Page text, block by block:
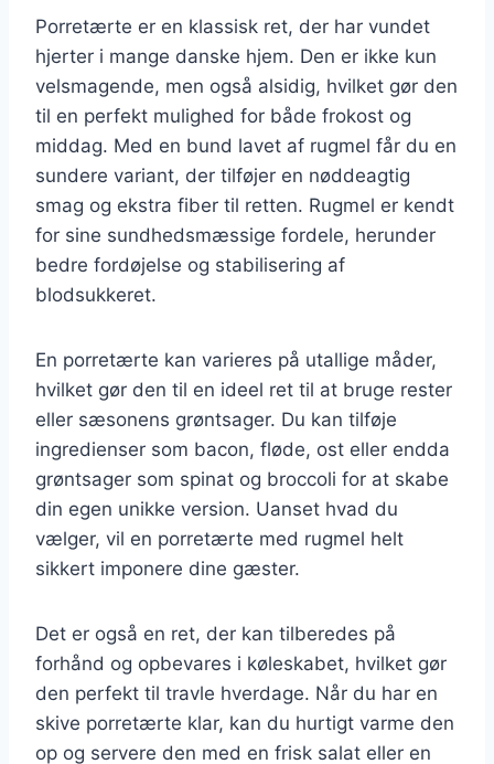
Porretærte er en klassisk ret, der har vundet
hjerter i mange danske hjem. Den er ikke kun
velsmagende, men også alsidig, hvilket gør den
til en perfekt mulighed for både frokost og
middag. Med en bund lavet af rugmel får du en
sundere variant, der tilføjer en nøddeagtig
smag og ekstra fiber til retten. Rugmel er kendt
for sine sundhedsmæssige fordele, herunder
bedre fordøjelse og stabilisering af
blodsukkeret.
En porretærte kan varieres på utallige måder,
hvilket gør den til en ideel ret til at bruge rester
eller sæsonens grøntsager. Du kan tilføje
ingredienser som bacon, fløde, ost eller endda
grøntsager som spinat og broccoli for at skabe
din egen unikke version. Uanset hvad du
vælger, vil en porretærte med rugmel helt
sikkert imponere dine gæster.
Det er også en ret, der kan tilberedes på
forhånd og opbevares i køleskabet, hvilket gør
den perfekt til travle hverdage. Når du har en
skive porretærte klar, kan du hurtigt varme den
op og servere den med en frisk salat eller en